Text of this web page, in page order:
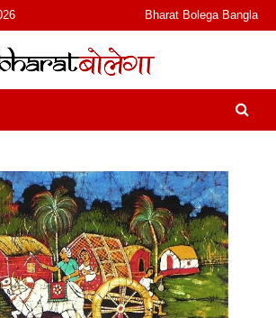
Bharat Bolega Bangla
भारत बोलेगा
वीडियो और फ़ीचर. भारत बोलेगा हिंदी न्यूज़ वेबसाइट
Trends & Podcast I जानकारी भी समझदारी भी